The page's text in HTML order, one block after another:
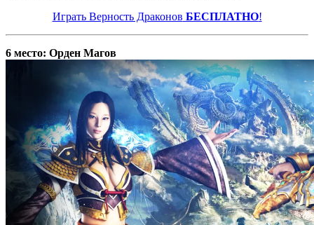
Играть Верность Драконов БЕСПЛАТНО!
6 место: Орден Магов